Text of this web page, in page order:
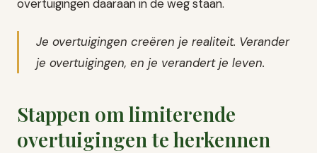
overtuigingen daaraan in de weg staan.
Je overtuigingen creëren je realiteit. Verander
je overtuigingen, en je verandert je leven.
Stappen om limiterende
overtuigingen te herkennen